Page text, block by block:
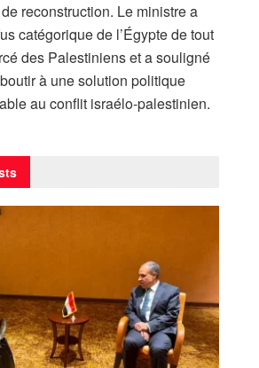
reconstruction. Le ministre a
catégorique de l’Égypte de tout
des Palestiniens et a souligné
à une solution politique
au conflit israélo-palestinien.